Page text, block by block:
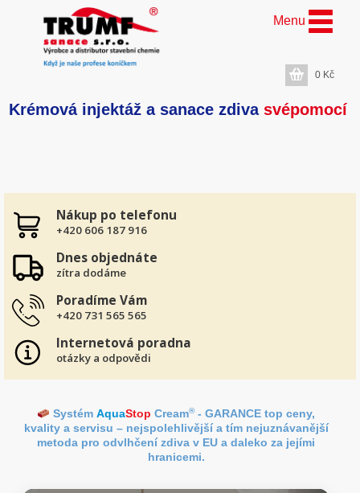
Krémová injektáž a sanace zdiva svépomocí
Menu
0 Kč
Nákup po telefonu
+420 606 187 916
Dnes objednáte
zítra dodáme
Poradíme Vám
+420 731 565 565
Internetová poradna
otázky a odpovědi
Systém AquaStop Cream®- GARANCE top ceny,
kvality a servisu – nejspolehlivější a tím nejuznávanější
metoda pro odvlhčení zdiva v EU a daleko za jejími
hranicemi.